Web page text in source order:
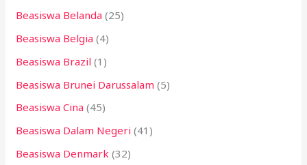
Beasiswa Belanda (25)
Beasiswa Belgia (4)
Beasiswa Brazil (1)
Beasiswa Brunei Darussalam (5)
Beasiswa Cina (45)
Beasiswa Dalam Negeri (41)
Beasiswa Denmark (32)